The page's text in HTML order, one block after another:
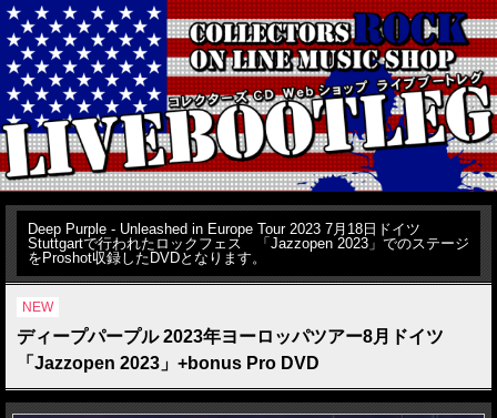
Deep Purple - Unleashed in Europe Tour 2023 7月18日ドイツ
Stuttgartで行われたロックフェス 「Jazzopen 2023」でのステージ
をProshot収録したDVDとなります。
NEW
ディープパープル 2023年ヨーロッパツアー8月ドイツ
「Jazzopen 2023」+bonus Pro DVD